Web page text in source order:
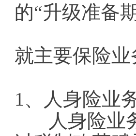
的“升级准备期
就主要保险
1、人身险业
人身险业